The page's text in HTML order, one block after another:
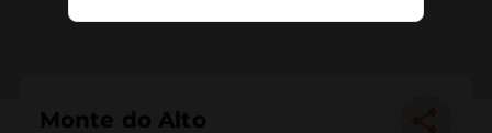
Monte do Alto